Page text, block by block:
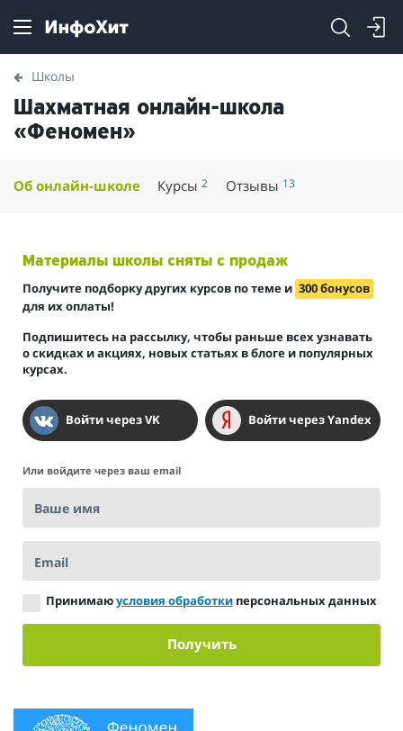
Школы
Шахматная онлайн-школа
«Феномен»
Об онлайн-школе Курсы2 Отзывы 13
Материалы школы сняты с продаж
Получите подборку других курсов по теме и 300 бонусов
для их оплаты!
Подпишитесь на рассылку, чтобы раньше всех узнавать
о скидках и акциях, новых статьях в блоге и популярных
курсах.
Войти через VK Войти через Yandex
Или войдите через ваш email
Ваше имя
Email
Принимаюусловия обработки персональных данных
Получить